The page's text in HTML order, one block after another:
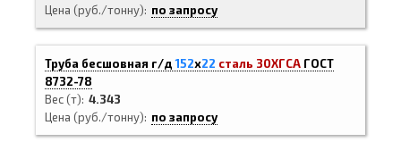
Цена (руб./тонну)
по запросу
Труба бесшовная г/д152х22 сталь 30ХГСА ГОСТ
8732-78
Вес (т) 4.343
Цена (руб./тонну)
по запросу